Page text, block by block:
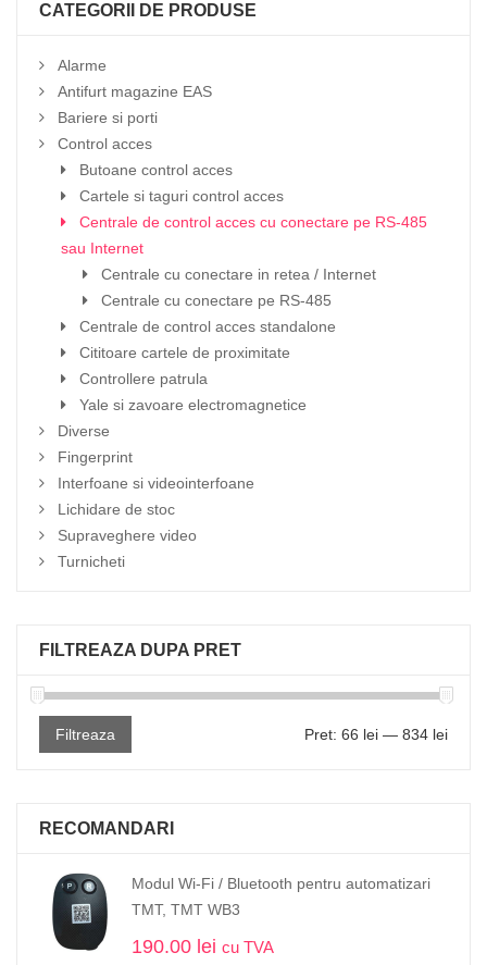
CATEGORII DE PRODUSE
Alarme
Antifurt magazine EAS
Bariere si porti
Control acces
Butoane control acces
Cartele si taguri control acces
Centrale de control acces cu conectare pe RS-485
sau Internet
Centrale cu conectare in retea / Internet
Centrale cu conectare pe RS-485
Centrale de control acces standalone
Cititoare cartele de proximitate
Controllere patrula
Yale si zavoare electromagnetice
Diverse
Fingerprint
Interfoane si videointerfoane
Lichidare de stoc
Supraveghere video
Turnicheti
FILTREAZA DUPA PRET
Filtreaza Pret: 66 lei — 834 lei
RECOMANDARI
Modul Wi-Fi / Bluetooth pentru automatizari
TMT, TMT WB3
190.00 lei cu TVA